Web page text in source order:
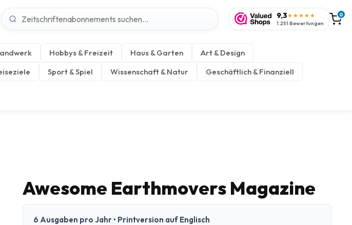
9,3★★★★★
1.251 Bewertungen
0
Hobbys & Freizeit Haus & Garten
Art & Design
Sport & Spiel Wissenschaft & Natur
Geschäftlich & Finanziell
Awesome Earthmovers Magazine
6 Ausgaben pro Jahr • Printversion auf Englisch